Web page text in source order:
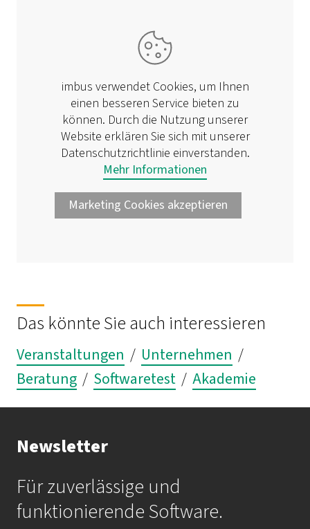
imbus verwendet Cookies, um Ihnen
einen besseren Service bieten zu
können. Durch die Nutzung unserer
Website erklären Sie sich mit unserer
Datenschutzrichtlinie einverstanden.
Mehr Informationen
Marketing Cookies akzeptieren
Das könnte Sie auch interessieren
Veranstaltungen / Unternehmen /
Beratung / Softwaretest / Akademie
Newsletter
Für zuverlässige und
funktionierende Software.